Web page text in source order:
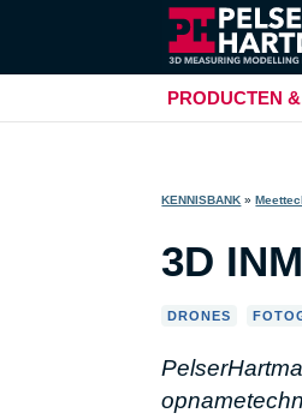
PRODUCTEN
KENNISBANK »
3D
DRONES